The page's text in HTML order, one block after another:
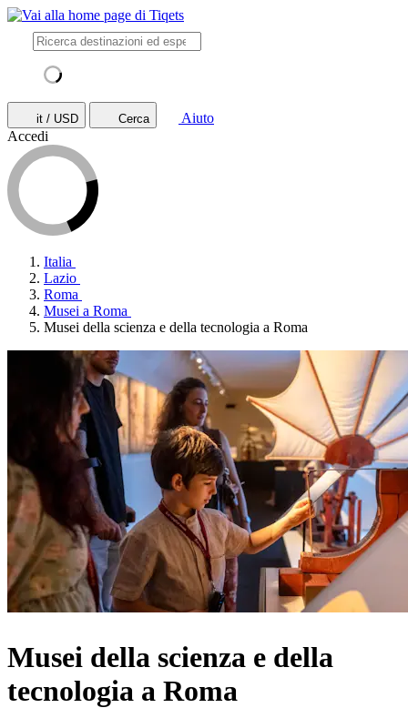
it / USD Cerca
Aiuto
Accedi
Italia
Lazio
Roma
Musei a Roma
Musei della scienza e della tecnologia a Roma
Musei della scienza e della
tecnologia a Roma